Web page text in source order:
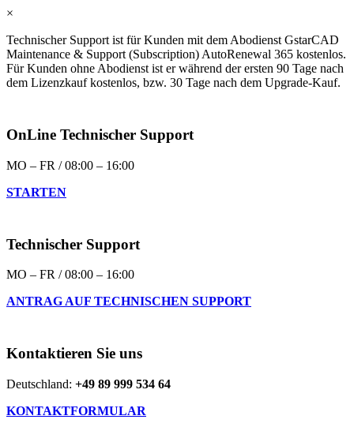
×
Technischer Support ist für Kunden mit dem Abodienst GstarCAD
Maintenance & Support (Subscription) AutoRenewal 365 kostenlos.
Für Kunden ohne Abodienst ist er während der ersten 90 Tage nach
dem Lizenzkauf kostenlos, bzw. 30 Tage nach dem Upgrade-Kauf.
OnLine Technischer Support
MO – FR / 08:00 – 16:00
STARTEN
Technischer Support
MO – FR / 08:00 – 16:00
ANTRAG AUF TECHNISCHEN SUPPORT
Kontaktieren Sie uns
Deutschland: +49 89 999 534 64
KONTAKTFORMULAR